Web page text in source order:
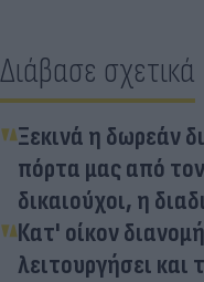
Διάβασε σχετικά
Ξεκινά η δωρεάν
πόρτα μας από
δικαιούχοι, η
Κατ' οίκον
λειτουργήσει και